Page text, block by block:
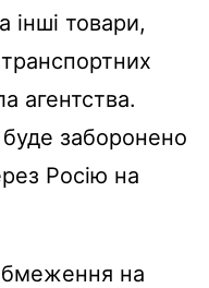
інші товари,
агентства.
заборонено
Росію на
на